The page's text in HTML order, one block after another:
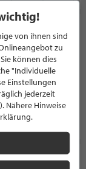
von ihnen sind
zu
können dies
"Individuelle
Einstellungen
jederzeit
Nähere Hinweise